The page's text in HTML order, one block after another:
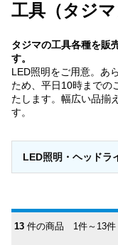
工具（タジ
タジマの工具各種を販
す。
LED照明をご用意。あ
ため、平日10時までの
たします。幅広い品揃
す。
LED照明・ヘッドラ
13 件の商品 1件～13件